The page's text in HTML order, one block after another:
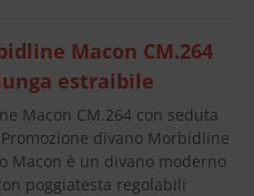
Macon CM.264
estraibile
Macon CM.264 con seduta
divano Morbidline
Macon è un divano moderno
poggiatesta regolabili